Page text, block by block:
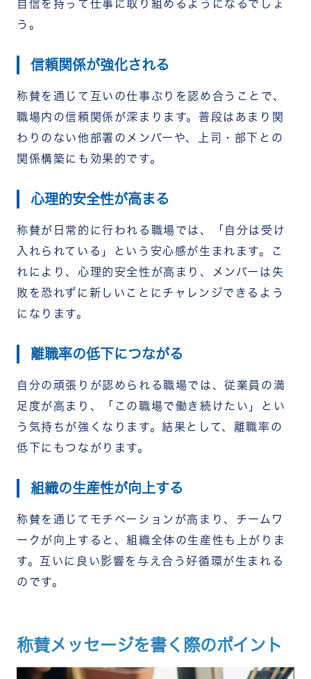
自信を持って仕事に取り組めるようになるでしょ
う。
信頼関係が強化される
称賛を通じて互いの仕事ぶりを認め合うことで、
職場内の信頼関係が深まります。普段はあまり関
わりのない他部署のメンバーや、上司・部下との
関係構築にも効果的です。
心理的安全性が高まる
称賛が日常的に行われる職場では、「自分は受け
入れられている」という安心感が生まれます。こ
れにより、心理的安全性が高まり、メンバーは失
敗を恐れずに新しいことにチャレンジできるよう
になります。
離職率の低下につながる
自分の頑張りが認められる職場では、従業員の満
足度が高まり、「この職場で働き続けたい」とい
う気持ちが強くなります。結果として、離職率の
低下にもつながります。
組織の生産性が向上する
称賛を通じてモチベーションが高まり、チームワ
ークが向上すると、組織全体の生産性も上がりま
す。互いに良い影響を与え合う好循環が生まれる
のです。
称賛メッセージを書く際のポイント